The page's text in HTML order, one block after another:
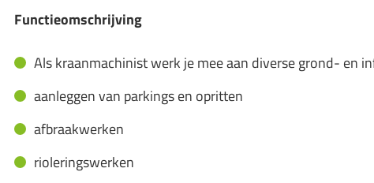
Functieomschrijving
Als kraanmachinist werk je mee aan diverse grond- en
aanleggen van parkings en opritten
afbraakwerken
rioleringswerken